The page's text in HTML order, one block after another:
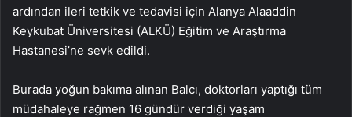
ardından ileri tetkik ve tedavisi için Alanya Alaaddin
Keykubat Üniversitesi (ALKÜ) Eğitim ve Araştırma
Hastanesi’ne sevk edildi.
Burada yoğun bakıma alınan Balcı, doktorları yaptığı tüm
müdahaleye rağmen 16 gündür verdiği yaşam